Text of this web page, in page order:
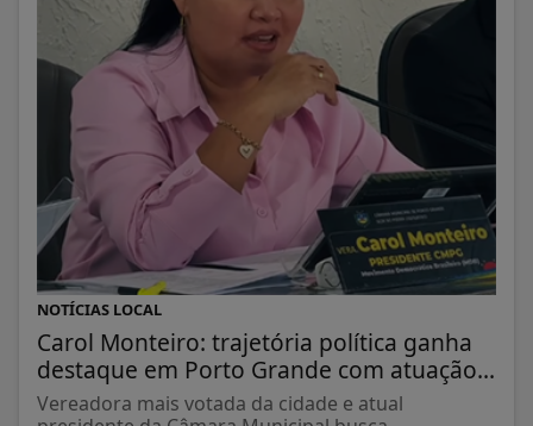
NOTÍCIAS LOCAL
Carol Monteiro: trajetória política ganha
destaque em Porto Grande com atuação...
Vereadora mais votada da cidade e atual